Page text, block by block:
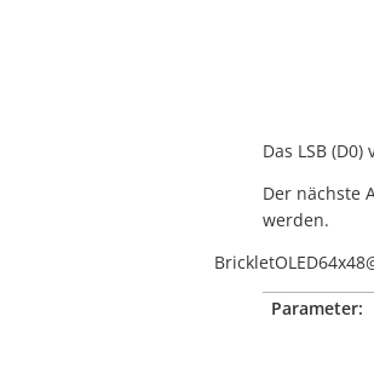
Das LSB
Der nächste
werden.
BrickletOLED64x48
Parameter: